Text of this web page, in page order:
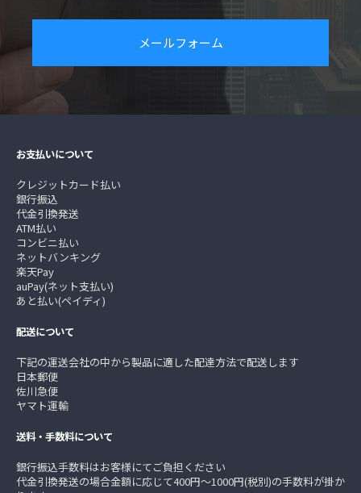
メールフォーム
お支払いについて
クレジットカード払い
銀行振込
代金引換発送
ATM払い
コンビニ払い
ネットバンキング
楽天Pay
auPay(ネット支払い)
あと払い(ペイディ)
配送について
下記の運送会社の中から製品に適した配達方法で配送します
日本郵便
佐川急便
ヤマト運輸
送料・手数料について
銀行振込手数料はお客様にてご負担ください
代金引換発送の場合金額に応じて400円～1000円(税別)の手数料が掛か